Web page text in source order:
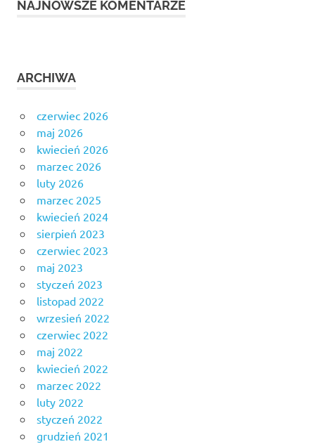
NAJNOWSZE KOMENTARZE
ARCHIWA
czerwiec 2026
maj 2026
kwiecień 2026
marzec 2026
luty 2026
marzec 2025
kwiecień 2024
sierpień 2023
czerwiec 2023
maj 2023
styczeń 2023
listopad 2022
wrzesień 2022
czerwiec 2022
maj 2022
kwiecień 2022
marzec 2022
luty 2022
styczeń 2022
grudzień 2021